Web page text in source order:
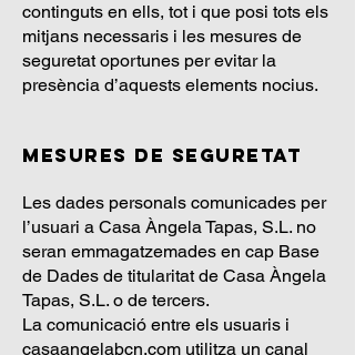
continguts en ells, tot i que posi tots els
mitjans necessaris i les mesures de
seguretat oportunes per evitar la
presència d’aquests elements nocius.
Mesures de seguretat
Les dades personals comunicades per
l’usuari a Casa Àngela Tapas, S.L. no
seran emmagatzemades en cap Base
de Dades de titularitat de Casa Àngela
Tapas, S.L. o de tercers.
La comunicació entre els usuaris i
casaangelabcn.com utilitza un canal